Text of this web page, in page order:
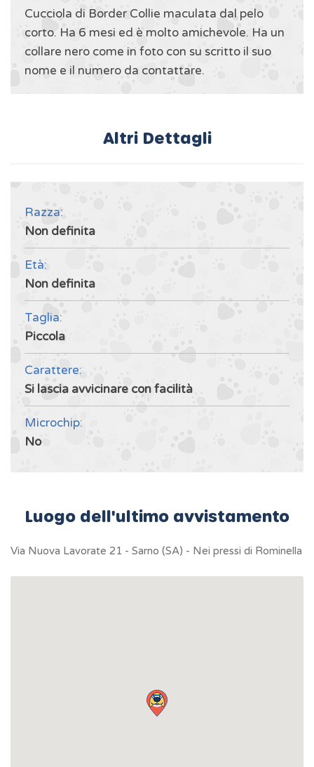
Cucciola di Border Collie maculata dal pelo
corto. Ha 6 mesi ed è molto amichevole. Ha un
collare nero come in foto con su scritto il suo
nome e il numero da contattare.
Altri Dettagli
Razza:
Non definita
Età:
Non definita
Taglia:
Piccola
Carattere:
Si lascia avvicinare con facilità
Microchip:
No
Luogo dell'ultimo avvistamento
Via Nuova Lavorate 21 - Sarno (SA) - Nei pressi di Rominella